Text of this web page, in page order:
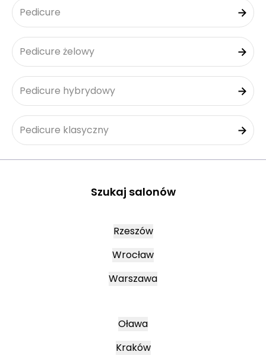
Pedicure
Pedicure żelowy
Pedicure hybrydowy
Pedicure klasyczny
Szukaj salonów
Rzeszów
Wrocław
Warszawa
Oława
Kraków